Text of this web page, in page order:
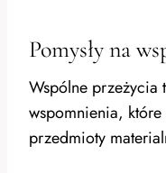
Pomysły na
Wspólne przeżycia
wspomnienia, które
przedmioty